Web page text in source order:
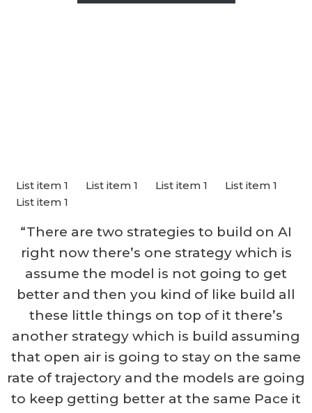
List item 1 List item 1 List item 1
List item 1
List item 1
“There are two strategies to build on AI
right now there’s one strategy which is
assume the model is not going to get
better and then you kind of like build all
these little things on top of it there’s
another strategy which is build assuming
that open air is going to stay on the same
rate of trajectory and the models are going
to keep getting better at the same Pace it